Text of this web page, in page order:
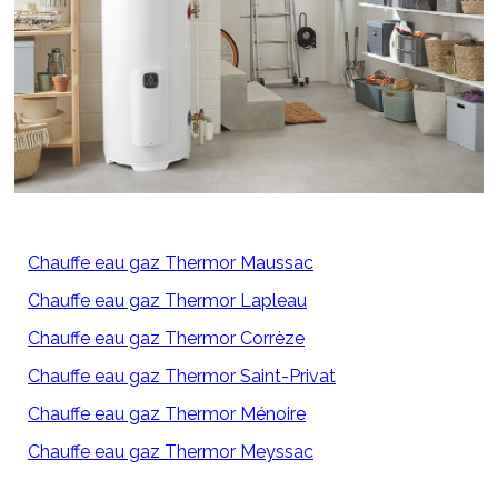
Chauffe eau gaz Thermor Maussac
Chauffe eau gaz Thermor Lapleau
Chauffe eau gaz Thermor Corrèze
Chauffe eau gaz Thermor Saint-Privat
Chauffe eau gaz Thermor Ménoire
Chauffe eau gaz Thermor Meyssac